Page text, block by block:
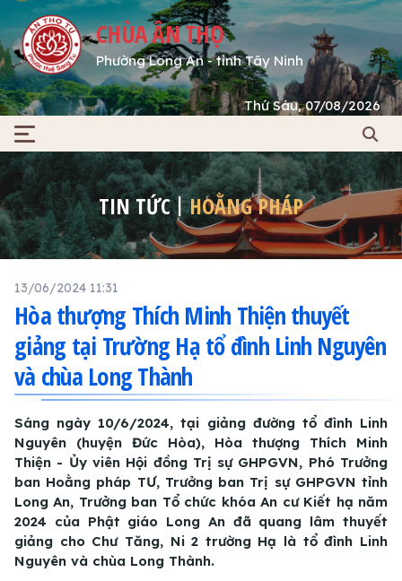
CHÙA ÂN THỌ
Phường Long An - tỉnh Tây Ninh
Thứ Sáu, 07/08/2026
TIN TỨC HOẰNG PHÁP
13/06/2024 11:31
Hòa thượng Thích Minh Thiện thuyết
giảng tại Trường Hạ tổ đình Linh Nguyên
và chùa Long Thành
Sáng ngày 10/6/2024, tại giảng đường tổ đình Linh
Nguyên (huyện Đức Hòa), Hòa thượng Thích Minh
Thiện - Ủy viên Hội đồng Trị sự GHPGVN, Phó Trưởng
ban Hoằng pháp TƯ, Trưởng ban Trị sự GHPGVN tỉnh
Long An, Trưởng ban Tổ chức khóa An cư Kiết hạ năm
2024 của Phật giáo Long An đã quang lâm thuyết
giảng cho Chư Tăng, Ni 2 trường Hạ là tổ đình Linh
Nguyên và chùa Long Thành.